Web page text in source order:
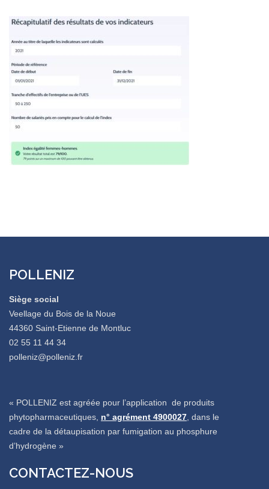
POLLENIZ
Siège social
Veellage du Bois de la Noue
44360 Saint-Etienne de Montluc
02 55 11 44 34
polleniz@polleniz.fr
« POLLENIZ est agréée pour l’application de produits
phytopharmaceutiques, n° agrément 4900027 , dans le
cadre de la détaupisation par fumigation au phosphure
d’hydrogène »
CONTACTEZ-NOUS